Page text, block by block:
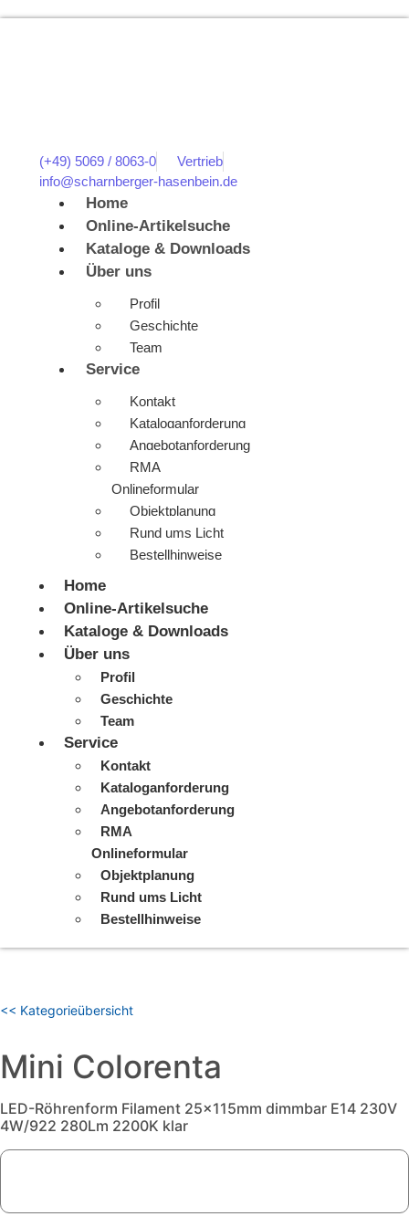
(+49) 5069 / 8063-0
Vertrieb
info@scharnberger-hasenbein.de
Home
Online-Artikelsuche
Kataloge & Downloads
Über uns
Profil
Geschichte
Team
Service
Kontakt
Kataloganforderung
Angebotanforderung
RMA
Onlineformular
Objektplanung
Rund ums Licht
Bestellhinweise
Home
Online-Artikelsuche
Kataloge & Downloads
Über uns
Profil
Geschichte
Team
Service
Kontakt
Kataloganforderung
Angebotanforderung
RMA
Onlineformular
Objektplanung
Rund ums Licht
Bestellhinweise
<< Kategorieübersicht
Mini Colorenta
LED-Röhrenform Filament 25x115mm dimmbar E14 230V
4W/922 280Lm 2200K klar